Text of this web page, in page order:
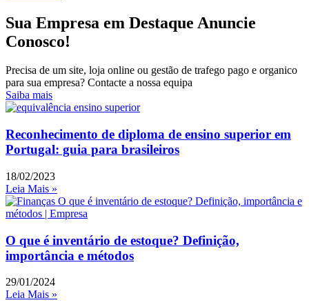
Sua Empresa em Destaque Anuncie
Conosco!
Precisa de um site, loja online ou gestão de trafego pago e organico
para sua empresa? Contacte a nossa equipa
Saiba mais
Reconhecimento de diploma de ensino superior em
Portugal: guia para brasileiros
18/02/2023
Leia Mais »
O que é inventário de estoque? Definição,
importância e métodos
29/01/2024
Leia Mais »